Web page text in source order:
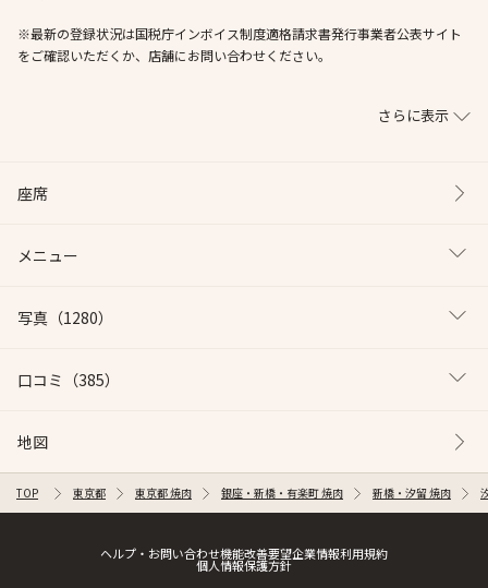
※最新の登録状況は国税庁インボイス制度適格請求書発行事業者公表サイト
をご確認いただくか、店舗にお問い合わせください。
さらに表示
座席
メニュー
写真 （1280）
口コミ （385）
地図
TOP 東京都 東京都 焼肉 銀座・新橋・有楽町 焼肉 新橋・汐留 焼肉
ヘルプ・お問い合わせ機能改善要望企業情報利用規約
個人情報保護方針